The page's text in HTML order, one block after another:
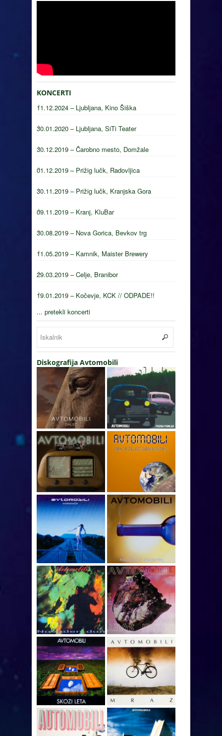
KONCERTI
11.12.2024 – Ljubljana, Kino Šiška
30.01.2020 – Ljubljana, SiTi Teater
30.12.2019 – Čarobno mesto, Domžale
01.12.2019 – Prižig lučk, Radovljica
30.11.2019 – Prižig lučk, Kranjska Gora
09.11.2019 – Kranj, KluBar
30.08.2019 – Nova Gorica, Bevkov trg
11.05.2019 – Kamnik, Maister Brewery
29.03.2019 – Celje, Branibor
19.01.2019 – Kočevje, KCK // ODPADE!!
... pretekli koncerti
Diskografija Avtomobili